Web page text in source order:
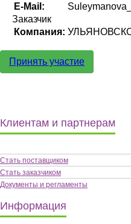
E-Mail:
Заказчик
Компания:
Принять участие
Клиентам и партнерам
Стать поставщиком
Стать заказчиком
Документы и регламенты
Информация